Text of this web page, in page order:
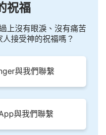
祝福
上沒有眼淚、沒有痛苦
接受神的祝福嗎？
與我們聯繫
與我們聯繫